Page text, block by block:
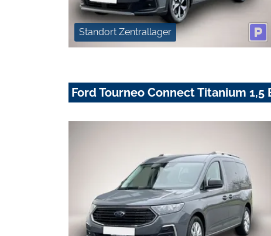
Standort Zentrallager
Ford Tourneo Connect Titanium